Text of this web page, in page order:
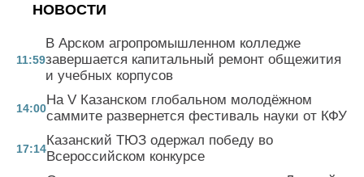
НОВОСТИ
11:59
В Арском агропромышленном колледже
завершается капитальный ремонт общежития
и учебных корпусов
14:00
На V Казанском глобальном молодёжном
саммите развернется фестиваль науки от КФУ
17:14
Казанский ТЮЗ одержал победу во
Всероссийском конкурсе